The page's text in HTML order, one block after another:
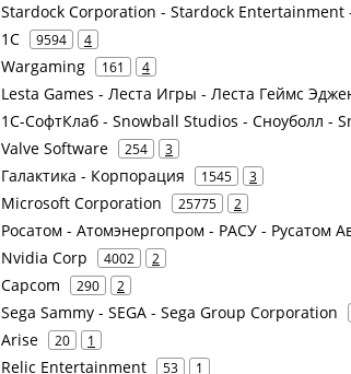
Stardock Corporation - Stardock Entertainment
1С 9594 4
Wargaming 161 4
Lesta Games - Леста Игры - Леста Геймс
1С-СофтКлаб - Snowball Studios - Сноуболл -
Valve Software 254 3
Галактика - Корпорация 1545 3
Microsoft Corporation 25775 2
Росатом - Атомэнергопром - РАСУ - Русатом
Nvidia Corp 4002 2
Capcom 290 2
Sega Sammy - SEGA - Sega Group Corporation
Arise 20 1
Relic Entertainment 53 1